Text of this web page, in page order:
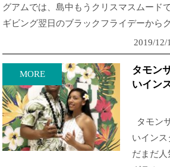
グアムでは、島中もうクリスマスムード
ギビング翌日のブラックフライデーから
2019/12/
MORE
タモン
いイン
タモン
いインス
だまだ人